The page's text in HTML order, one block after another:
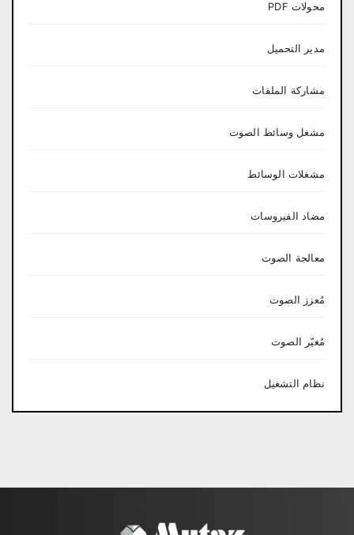
محولات PDF
مدير التحميل
مشاركة الملفات
مشغل وسائط الصوت
مشغلات الوسائط
مضاد الفيروسات
معالجة الصوت
مُعزز الصوت
مُغيّر الصوت
نظام التشغيل